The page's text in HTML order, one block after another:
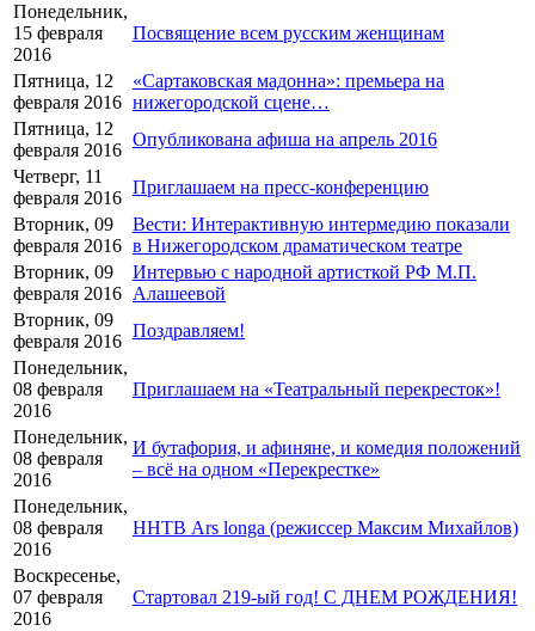
Понедельник,
15 февраля
2016
Посвящение всем русским женщинам
Пятница, 12
февраля 2016
«Сартаковская мадонна»: премьера на
нижегородской сцене…
Пятница, 12
февраля 2016
Опубликована афиша на апрель 2016
Четверг, 11
февраля 2016
Приглашаем на пресс-конференцию
Вторник, 09
февраля 2016
Вести: Интерактивную интермедию показали
в Нижегородском драматическом театре
Вторник, 09
февраля 2016
Интервью с народной артисткой РФ М.П.
Алашеевой
Вторник, 09
февраля 2016
Поздравляем!
Понедельник,
08 февраля
2016
Приглашаем на «Театральный перекресток»!
Понедельник,
08 февраля
2016
И бутафория, и афиняне, и комедия положений
– всё на одном «Перекрестке»
Понедельник,
08 февраля
2016
ННТВ Ars longa (режиссер Максим Михайлов)
Воскресенье,
07 февраля
2016
Стартовал 219-ый год! С ДНЕМ РОЖДЕНИЯ!